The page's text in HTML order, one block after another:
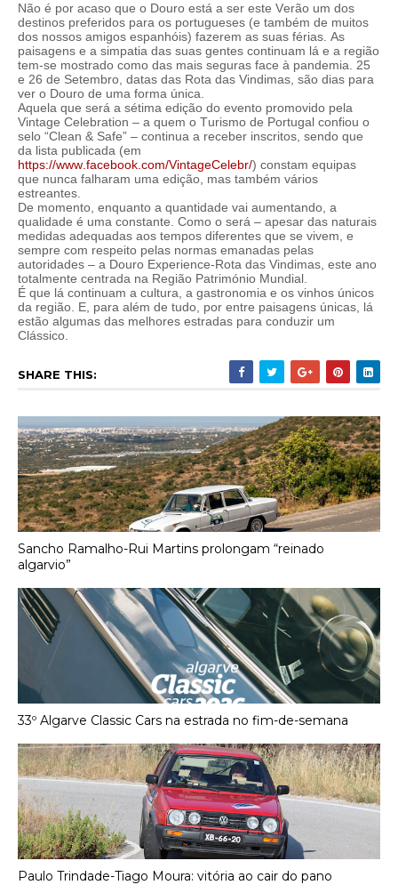
Não é por acaso que o Douro está a ser este Verão um dos
destinos preferidos para os portugueses (e também de muitos
dos nossos amigos espanhóis) fazerem as suas férias. As
paisagens e a simpatia das suas gentes continuam lá e a região
tem-se mostrado como das mais seguras face à pandemia. 25
e 26 de Setembro, datas das Rota das Vindimas, são dias para
ver o Douro de uma forma única.
Aquela que será a sétima edição do evento promovido pela
Vintage Celebration – a quem o Turismo de Portugal confiou o
selo “Clean & Safe” – continua a receber inscritos, sendo que
da lista publicada (em
https://www.facebook.com/VintageCelebr/) constam equipas
que nunca falharam uma edição, mas também vários
estreantes.
De momento, enquanto a quantidade vai aumentando, a
qualidade é uma constante. Como o será – apesar das naturais
medidas adequadas aos tempos diferentes que se vivem, e
sempre com respeito pelas normas emanadas pelas
autoridades – a Douro Experience-Rota das Vindimas, este ano
totalmente centrada na Região Património Mundial.
É que lá continuam a cultura, a gastronomia e os vinhos únicos
da região. E, para além de tudo, por entre paisagens únicas, lá
estão algumas das melhores estradas para conduzir um
Clássico.
SHARE THIS:
Sancho Ramalho-Rui Martins prolongam “reinado
algarvio”
33º Algarve Classic Cars na estrada no fim-de-semana
Paulo Trindade-Tiago Moura: vitória ao cair do pano